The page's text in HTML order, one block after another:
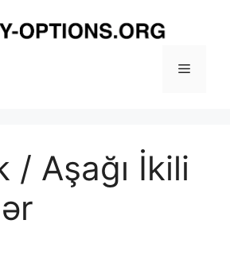
Menu
/ Aşağı İkili